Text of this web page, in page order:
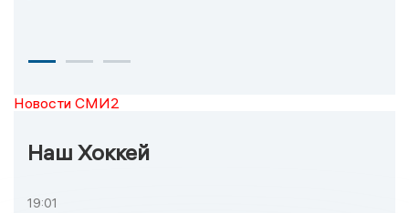
Новости СМИ2
Наш Хоккей
19:01